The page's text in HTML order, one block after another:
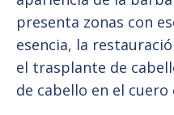
presenta zonas con
esencia, la
el trasplante de
de cabello en el cuero